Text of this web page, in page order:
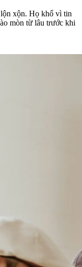
xộn. Họ khổ vì tin
mòn từ lâu trước khi